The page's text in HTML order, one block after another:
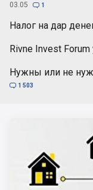
03.05  1
Налог на дар
Rivne Invest
Нужны или не
 1 503